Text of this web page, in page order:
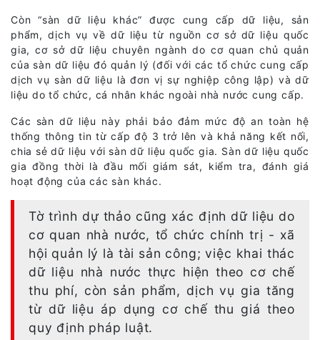
Còn “sàn dữ liệu khác” được cung cấp dữ liệu, sản
phẩm, dịch vụ về dữ liệu từ nguồn cơ sở dữ liệu quốc
gia, cơ sở dữ liệu chuyên ngành do cơ quan chủ quản
của sàn dữ liệu đó quản lý (đối với các tổ chức cung cấp
dịch vụ sàn dữ liệu là đơn vị sự nghiệp công lập) và dữ
liệu do tổ chức, cá nhân khác ngoài nhà nước cung cấp.
Các sàn dữ liệu này phải bảo đảm mức độ an toàn hệ
thống thông tin từ cấp độ 3 trở lên và khả năng kết nối,
chia sẻ dữ liệu với sàn dữ liệu quốc gia. Sàn dữ liệu quốc
gia đồng thời là đầu mối giám sát, kiểm tra, đánh giá
hoạt động của các sàn khác.
Tờ trình dự thảo cũng xác định dữ liệu do
cơ quan nhà nước, tổ chức chính trị - xã
hội quản lý là tài sản công; việc khai thác
dữ liệu nhà nước thực hiện theo cơ chế
thu phí, còn sản phẩm, dịch vụ gia tăng
từ dữ liệu áp dụng cơ chế thu giá theo
quy định pháp luật.